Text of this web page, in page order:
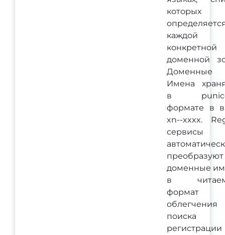
которых
каждой
конкретной
доменной
Доменные
Имена
в
формате в
xn--xxxx.
сервисы
преобразуют
доменные
в
формат
облегчения
регистрации